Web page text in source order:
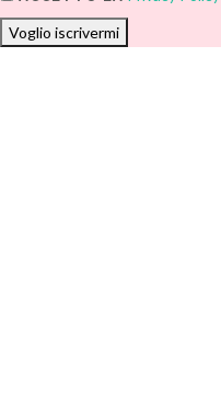
Voglio iscrivermi